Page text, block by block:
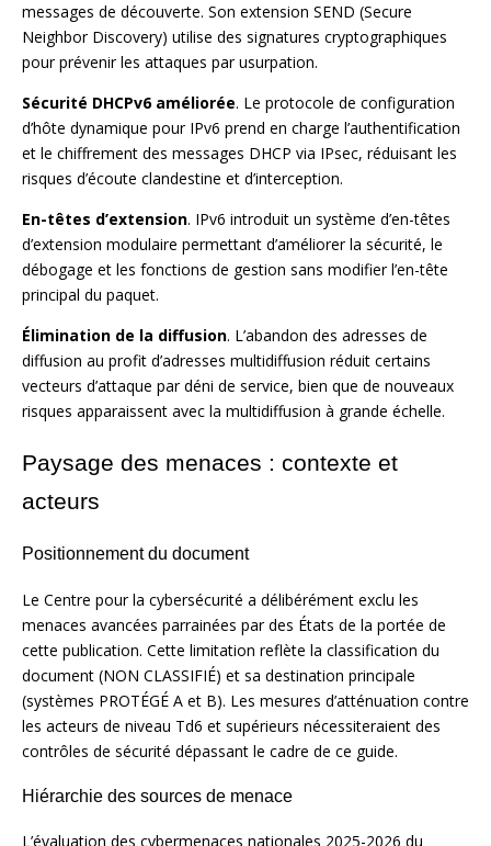
messages de découverte. Son extension SEND (Secure
Neighbor Discovery) utilise des signatures cryptographiques
pour prévenir les attaques par usurpation.
Sécurité DHCPv6 améliorée. Le protocole de configuration
d’hôte dynamique pour IPv6 prend en charge l’authentification
et le chiffrement des messages DHCP via IPsec, réduisant les
risques d’écoute clandestine et d’interception.
En-têtes d’extension. IPv6 introduit un système d’en-têtes
d’extension modulaire permettant d’améliorer la sécurité, le
débogage et les fonctions de gestion sans modifier l’en-tête
principal du paquet.
Élimination de la diffusion. L’abandon des adresses de
diffusion au profit d’adresses multidiffusion réduit certains
vecteurs d’attaque par déni de service, bien que de nouveaux
risques apparaissent avec la multidiffusion à grande échelle.
Paysage des menaces : contexte et
acteurs
Positionnement du document
Le Centre pour la cybersécurité a délibérément exclu les
menaces avancées parrainées par des États de la portée de
cette publication. Cette limitation reflète la classification du
document (NON CLASSIFIÉ) et sa destination principale
(systèmes PROTÉGÉ A et B). Les mesures d’atténuation contre
les acteurs de niveau Td6 et supérieurs nécessiteraient des
contrôles de sécurité dépassant le cadre de ce guide.
Hiérarchie des sources de menace
L’évaluation des cybermenaces nationales 2025-2026 du